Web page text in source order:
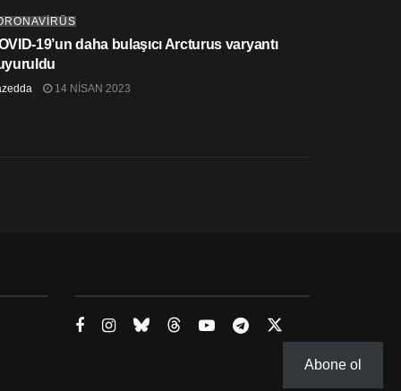
19’un daha bulaşıcı Arcturus varyantı
14 NISAN 2023
Abone ol